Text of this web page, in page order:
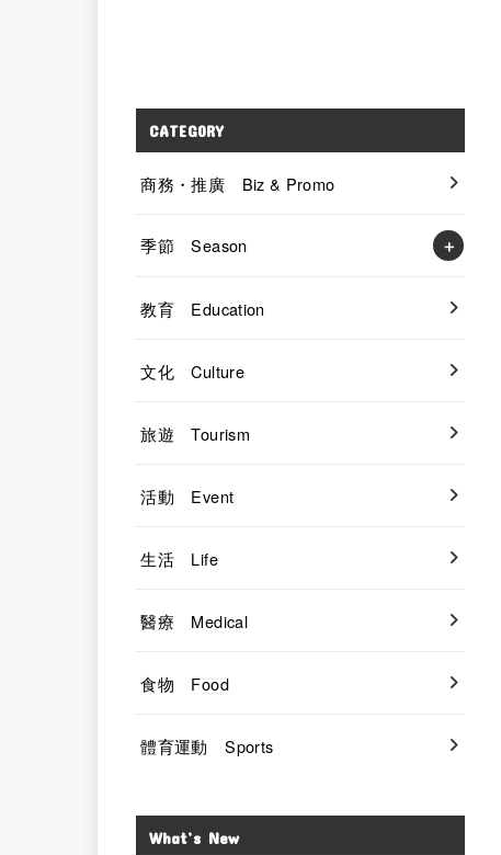
CATEGORY
商務・推廣 Biz & Promo
季節 Season
教育 Education
文化 Culture
旅遊 Tourism
活動 Event
生活 Life
醫療 Medical
食物 Food
體育運動 Sports
What’s New